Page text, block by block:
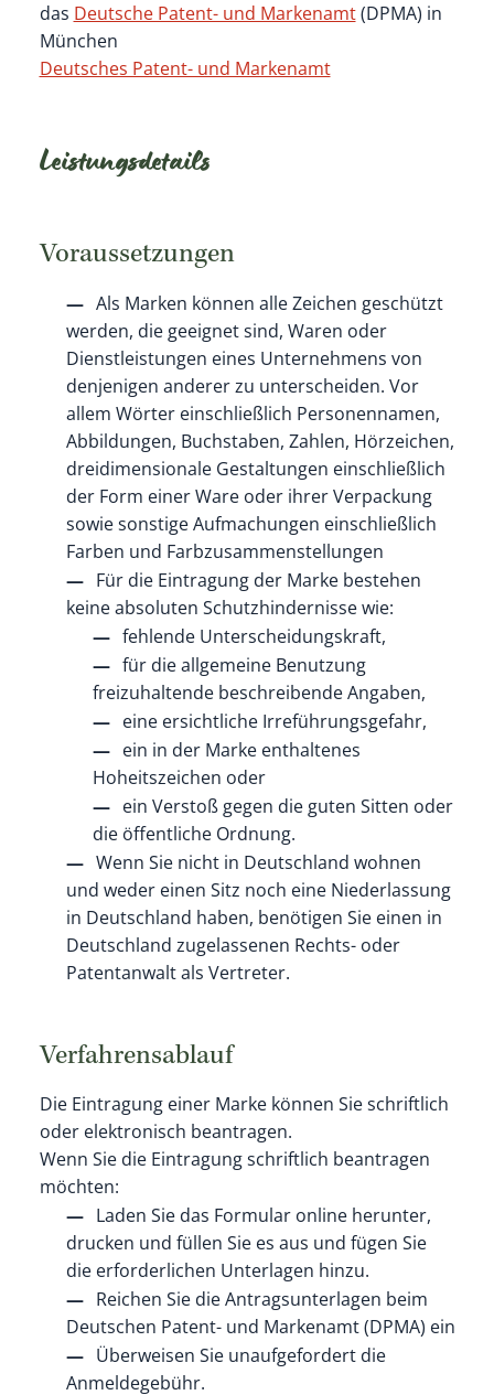
das Deutsche Patent- und Markenamt(DPMA) in
München
Deutsches Patent- und Markenamt
Leistungsdetails
Voraussetzungen
Als Marken können alle Zeichen geschützt
werden, die geeignet sind, Waren oder
Dienstleistungen eines Unternehmens von
denjenigen anderer zu unterscheiden. Vor
allem Wörter einschließlich Personennamen,
Abbildungen, Buchstaben, Zahlen, Hörzeichen,
dreidimensionale Gestaltungen einschließlich
der Form einer Ware oder ihrer Verpackung
sowie sonstige Aufmachungen einschließlich
Farben und Farbzusammenstellungen
Für die Eintragung der Marke bestehen
keine absoluten Schutzhindernisse wie:
fehlende Unterscheidungskraft,
für die allgemeine Benutzung
freizuhaltende beschreibende Angaben,
eine ersichtliche Irreführungsgefahr,
ein in der Marke enthaltenes
Hoheitszeichen oder
ein Verstoß gegen die guten Sitten oder
die öffentliche Ordnung.
Wenn Sie nicht in Deutschland wohnen
und weder einen Sitz noch eine Niederlassung
in Deutschland haben, benötigen Sie einen in
Deutschland zugelassenen Rechts- oder
Patentanwalt als Vertreter.
Verfahrensablauf
Die Eintragung einer Marke können Sie schriftlich
oder elektronisch beantragen.
Wenn Sie die Eintragung schriftlich beantragen
möchten:
Laden Sie das Formular online herunter,
drucken und füllen Sie es aus und fügen Sie
die erforderlichen Unterlagen hinzu.
Reichen Sie die Antragsunterlagen beim
Deutschen Patent- und Markenamt (DPMA) ein
Überweisen Sie unaufgefordert die
Anmeldegebühr.